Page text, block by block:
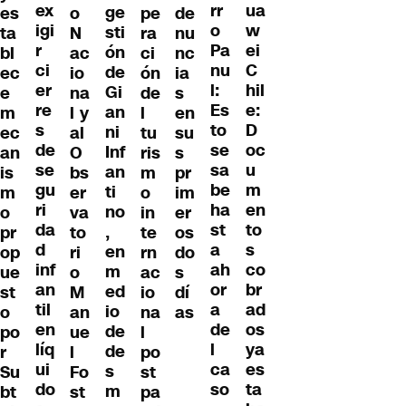
es
ta
bl
ec
e
m
ec
an
is
m
o
pr
op
ue
st
o
po
r
Su
bt
ex
igi
r
ci
er
re
s
de
se
gu
ri
da
d
inf
an
til
en
líq
ui
do
o
N
ac
io
na
l y
al
O
bs
er
va
to
ri
o
M
an
ue
l
Fo
st
ge
sti
ón
de
Gi
an
ni
Inf
an
ti
no
,
en
m
ed
io
de
de
s
m
pe
ra
ci
ón
de
l
tu
ris
m
o
in
te
rn
ac
io
na
l
po
st
pa
de
nu
nc
ia
s
en
su
s
pr
im
er
os
do
s
dí
as
rr
o
Pa
nu
l:
Es
to
se
sa
be
ha
st
a
ah
or
a
de
l
ca
so
ua
w
ei
C
hil
e:
D
oc
u
m
en
to
s
co
br
ad
os
ya
es
ta